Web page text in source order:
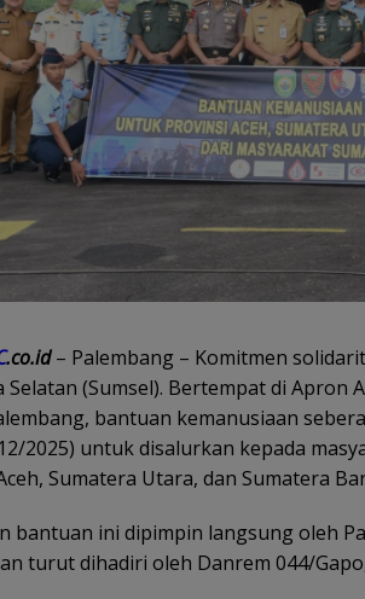
.co.id– Palembang – Komitmen
Selatan (Sumsel). Bertempat di Apron
bantuan kemanusiaan
2025) untuk disalurkan kepada
Sumatera Utara, dan Sumatera
bantuan ini dipimpin langsung oleh
turut dihadiri oleh Danrem 044/